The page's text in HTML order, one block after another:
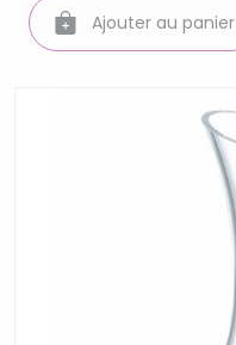
Ajouter au panier